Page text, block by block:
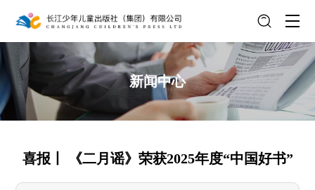
新闻中心
喜报丨 《二月谣》荣获2025年度“中国好书”